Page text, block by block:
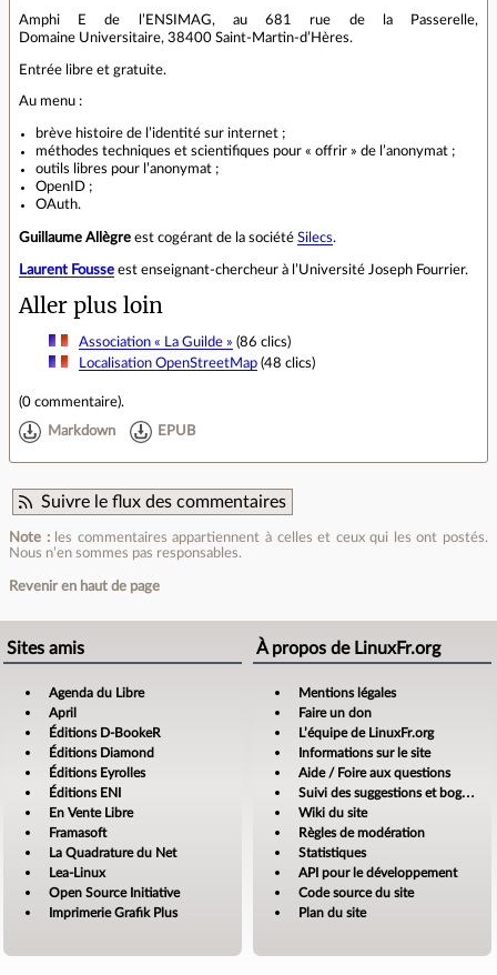
Amphi E de l’ENSIMAG, au 681 rue de la Passerelle,
Domaine Universitaire, 38400 Saint‐Martin‐d’Hères.
Entrée libre et gratuite.
Au menu :
brève histoire de l’identité sur internet ;
méthodes techniques et scientifiques pour « offrir » de l’anonymat ;
outils libres pour l’anonymat ;
OpenID ;
OAuth.
Guillaume Allègre est cogérant de la société Silecs.
Laurent Fousse est enseignant‐chercheur à l’Université Joseph Fourrier.
Aller plus loin
Association « La Guilde » (86 clics)
Localisation OpenStreetMap(48 clics)
(0 commentaire).
Markdown EPUB
Suivre le flux des commentaires
Note :les commentaires appartiennent à celles et ceux qui les ont postés.
Nous n’en sommes pas responsables.
Revenir en haut de page
Sites amis
Agenda du Libre
April
Éditions D-BookeR
Éditions Diamond
Éditions Eyrolles
Éditions ENI
En Vente Libre
Framasoft
La Quadrature du Net
Lea-Linux
Open Source Initiative
Imprimerie Grafik Plus
À propos de LinuxFr.org
Mentions légales
Faire un don
L’équipe de LinuxFr.org
Informations sur le site
Aide / Foire aux questions
Suivi des suggestions et bogues
Wiki du site
Règles de modération
Statistiques
API pour le développement
Code source du site
Plan du site